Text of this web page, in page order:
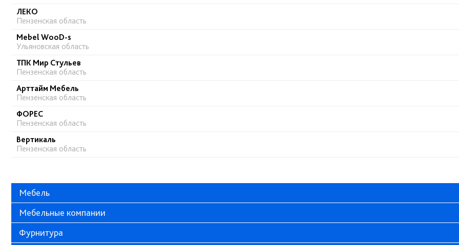
ЛЕКО
Пензенская область
Mebel WooD-s
Ульяновская область
ТПК Мир Стульев
Пензенская область
Арттайм Мебель
Пензенская область
ФОРЕС
Пензенская область
Вертикаль
Пензенская область
Мебель
Мебельные компании
Фурнитура